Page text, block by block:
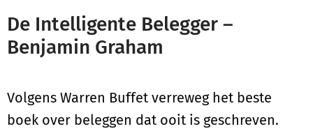
De Intelligente Belegger –
Benjamin Graham
Volgens Warren Buffet verreweg het beste
boek over beleggen dat ooit is geschreven.